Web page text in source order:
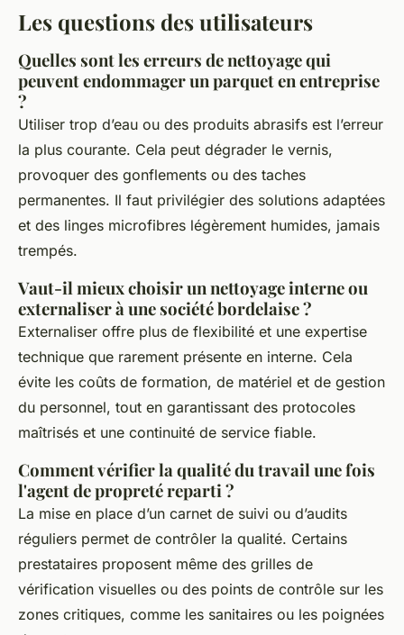
Les questions des utilisateurs
Quelles sont les erreurs de nettoyage qui
peuvent endommager un parquet en entreprise
?
Utiliser trop d’eau ou des produits abrasifs est l’erreur
la plus courante. Cela peut dégrader le vernis,
provoquer des gonflements ou des taches
permanentes. Il faut privilégier des solutions adaptées
et des linges microfibres légèrement humides, jamais
trempés.
Vaut-il mieux choisir un nettoyage interne ou
externaliser à une société bordelaise ?
Externaliser offre plus de flexibilité et une expertise
technique que rarement présente en interne. Cela
évite les coûts de formation, de matériel et de gestion
du personnel, tout en garantissant des protocoles
maîtrisés et une continuité de service fiable.
Comment vérifier la qualité du travail une fois
l'agent de propreté reparti ?
La mise en place d’un carnet de suivi ou d’audits
réguliers permet de contrôler la qualité. Certains
prestataires proposent même des grilles de
vérification visuelles ou des points de contrôle sur les
zones critiques, comme les sanitaires ou les poignées